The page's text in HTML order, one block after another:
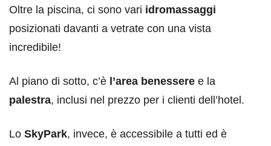
Oltre la piscina, ci sono vari idromassaggi
posizionati davanti a vetrate con una vista
incredibile!
Al piano di sotto, c’è l’area benessere e la
palestra, inclusi nel prezzo per i clienti dell’hotel.
Lo SkyPark, invece, è accessibile a tutti ed è